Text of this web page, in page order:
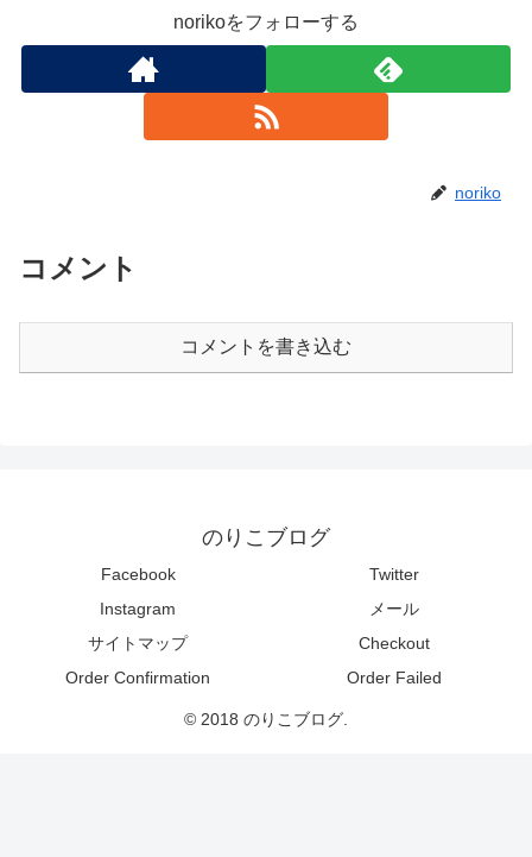
norikoをフォローする
noriko
コメント
コメントを書き込む
のりこブログ
Facebook
Twitter
Instagram
メール
サイトマップ
Checkout
Order Confirmation
Order Failed
© 2018 のりこブログ.